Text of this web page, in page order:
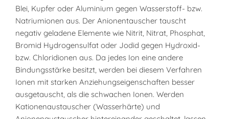
Blei, Kupfer oder Aluminium gegen Wasserstoff- bzw.
Natriumionen aus. Der Anionentauscher tauscht
negativ geladene Elemente wie Nitrit, Nitrat, Phosphat,
Bromid Hydrogensulfat oder Jodid gegen Hydroxid-
bzw. Chloridionen aus. Da jedes Ion eine andere
Bindungsstärke besitzt, werden bei diesem Verfahren
Ionen mit starken Anziehungseigenschaften besser
ausgetauscht, als die schwachen Ionen. Werden
Kationenaustauscher (Wasserhärte) und